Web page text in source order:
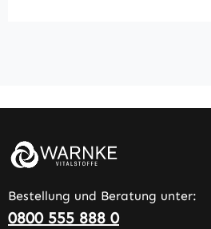
Bestellung und Beratung unter:
0800 555 888 0